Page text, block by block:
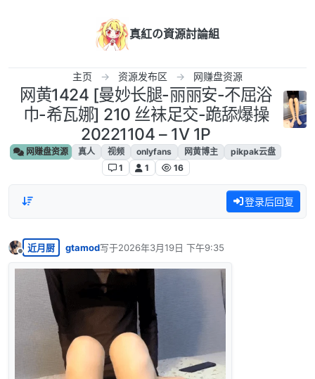
真紅の資源討論組
主页 资源发布区 网赚盘资源
网黄1424 [曼妙长腿-丽丽安-不屈浴
巾-希瓦娜] 210 丝袜足交-跪舔爆操
20221104 – 1V 1P
网赚盘资源 真人 视频 onlyfans 网黄博主
pikpak云盘
1
1 16
登录后回复
离线
近月厨 gtamod写于2026年3月19日 下午9:35
最后由 编辑